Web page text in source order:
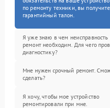
по ремонту техники, вы
гарантийный талон.
Я уже знаю в чем неисправность
ремонт необходим. Для чего
диагностику?
Мне нужен срочный ремонт.
сделать?
Я хочу, чтобы мое устройство
ремонтировали при мне.